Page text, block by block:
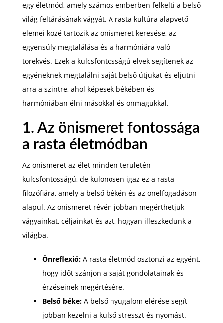
egy életmód, amely számos emberben felkelti a belső
világ feltárásának vágyát. A rasta kultúra alapvető
elemei közé tartozik az önismeret keresése, az
egyensúly megtalálása és a harmóniára való
törekvés. Ezek a kulcsfontosságú elvek segítenek az
egyéneknek megtalálni saját belső útjukat és eljutni
arra a szintre, ahol képesek békében és
harmóniában élni másokkal és önmagukkal.
1. Az önismeret fontossága
a rasta életmódban
Az önismeret az élet minden területén
kulcsfontosságú, de különösen igaz ez a rasta
filozófiára, amely a belső békén és az önelfogadáson
alapul. Az önismeret révén jobban megérthetjük
vágyainkat, céljainkat és azt, hogyan illeszkedünk a
világba.
Önreflexió: A rasta életmód ösztönzi az egyént,
hogy időt szánjon a saját gondolatainak és
érzéseinek megértésére.
Belső béke: A belső nyugalom elérése segít
jobban kezelni a külső stresszt és nyomást.